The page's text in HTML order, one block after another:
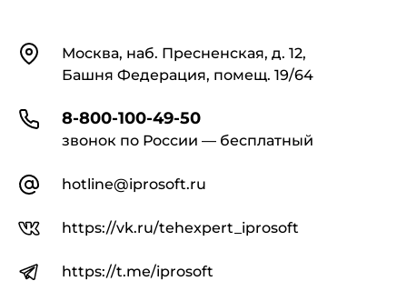
предприятием продукции и аттестованы по
координатам цвета в колориметрической
(НИИСФ Госстроя СССР) или базовой
(ВНИИстройполимер Минстройматериалов
СССР) организацией по стандартизации.
также образцы из атласа ВНИИ метрологии.
2.2. Размеры эталонов должны быть 65 х 65
КонтактыМосква, наб. Пресненская, д. 12,
Башня Федерация, помещ. 19/64
8-800-100-49-50
звонок по России — бесплатный
hotline@iprosoft.ru
https://vk.ru/tehexpert_iprosoft
https://t.me/iprosoft